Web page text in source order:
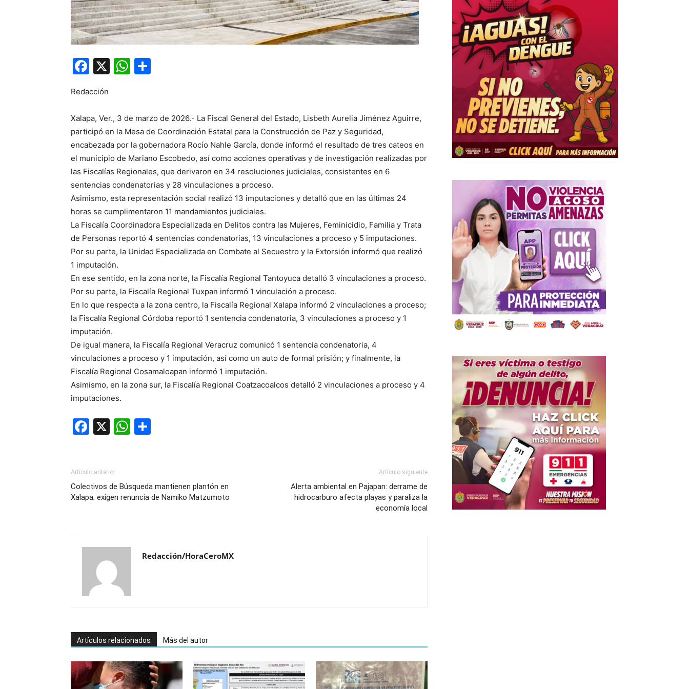
Facebook
X WhatsApp
Redacción
Xalapa, Ver., 3 de marzo de 2026.- La Fiscal General del Estado, Lisbeth Aurelia Jiménez Aguirre,
participó en la Mesa de Coordinación Estatal para la Construcción de Paz y Seguridad,
encabezada por la gobernadora Rocío Nahle García, donde informó el resultado de tres cateos en
el municipio de Mariano Escobedo, así como acciones operativas y de investigación realizadas por
las Fiscalías Regionales, que derivaron en 34 resoluciones judiciales, consistentes en 6
sentencias condenatorias y 28 vinculaciones a proceso.
Asimismo, esta representación social realizó 13 imputaciones y detalló que en las últimas 24
horas se cumplimentaron 11 mandamientos judiciales.
La Fiscalía Coordinadora Especializada en Delitos contra las Mujeres, Feminicidio, Familia y Trata
de Personas reportó 4 sentencias condenatorias, 13 vinculaciones a proceso y 5 imputaciones.
Por su parte, la Unidad Especializada en Combate al Secuestro y la Extorsión informó que realizó
1 imputación.
En ese sentido, en la zona norte, la Fiscalía Regional Tantoyuca detalló 3 vinculaciones a proceso.
Por su parte, la Fiscalía Regional Tuxpan informó 1 vinculación a proceso.
En lo que respecta a la zona centro, la Fiscalía Regional Xalapa informó 2 vinculaciones a proceso;
la Fiscalía Regional Córdoba reportó 1 sentencia condenatoria, 3 vinculaciones a proceso y 1
imputación.
De igual manera, la Fiscalía Regional Veracruz comunicó 1 sentencia condenatoria, 4
vinculaciones a proceso y 1 imputación, así como un auto de formal prisión; y finalmente, la
Fiscalía Regional Cosamaloapan informó 1 imputación.
Asimismo, en la zona sur, la Fiscalía Regional Coatzacoalcos detalló 2 vinculaciones a proceso y 4
imputaciones.
Facebook
X WhatsApp
Artículo anterior
Colectivos de Búsqueda mantienen plantón en
Xalapa; exigen renuncia de Namiko Matzumoto
Artículo siguiente
Alerta ambiental en Pajapan: derrame de
hidrocarburo afecta playas y paraliza la
economía local
Redacción/HoraCeroMX
Artículos relacionados Más del autor